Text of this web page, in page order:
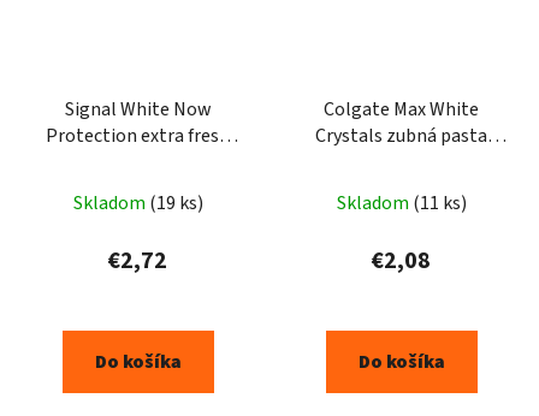
Signal White Now
Protection extra fresh
Skladom (19 ks)
€2,72
Do košíka
Colgate Max White
Crystals zubná pasta
Skladom (11 ks)
€2,08
Do košíka